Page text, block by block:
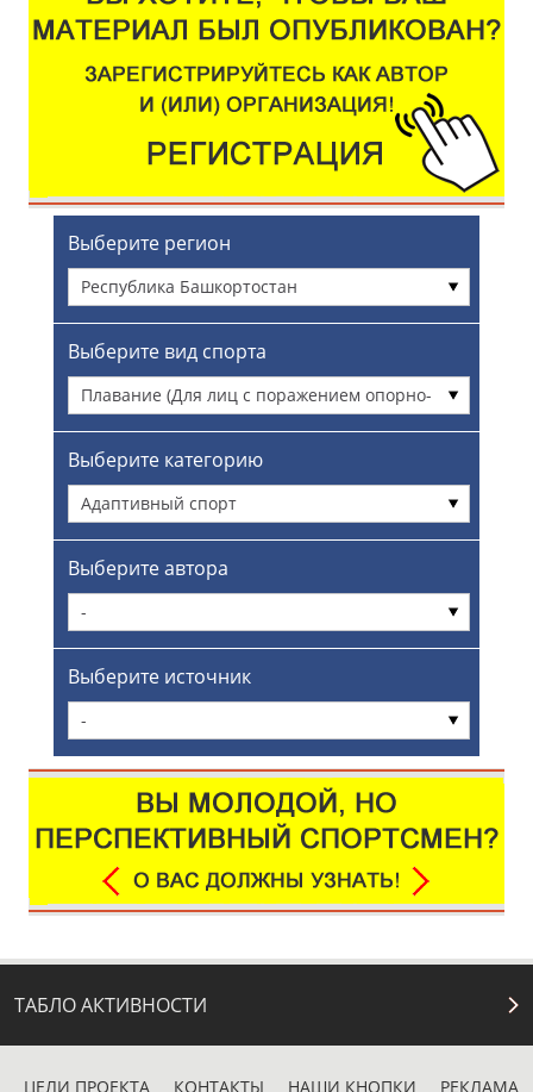
Выберите регион
Республика Башкортостан
Выберите вид спорта
Плавание (Для лиц с поражением опорно-
двигательного аппарата)
Выберите категорию
Адаптивный спорт
Выберите автора
-
Выберите источник
-
ТАБЛО АКТИВНОСТИ
ЦЕЛИ ПРОЕКТА КОНТАКТЫ НАШИ КНОПКИ РЕКЛАМА